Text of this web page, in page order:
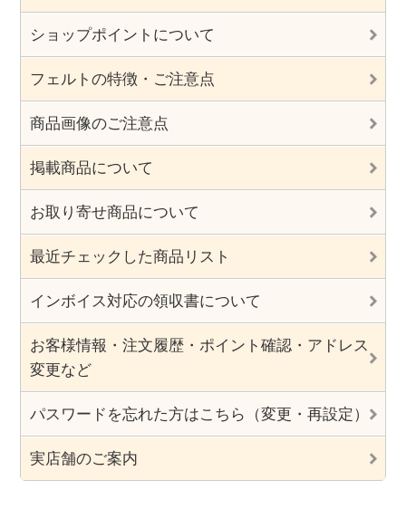
ショップポイントについて
フェルトの特徴・ご注意点
商品画像のご注意点
掲載商品について
お取り寄せ商品について
最近チェックした商品リスト
インボイス対応の領収書について
お客様情報・注文履歴・ポイント確認・アドレス
変更など
パスワードを忘れた方はこちら（変更・再設定）
実店舗のご案内